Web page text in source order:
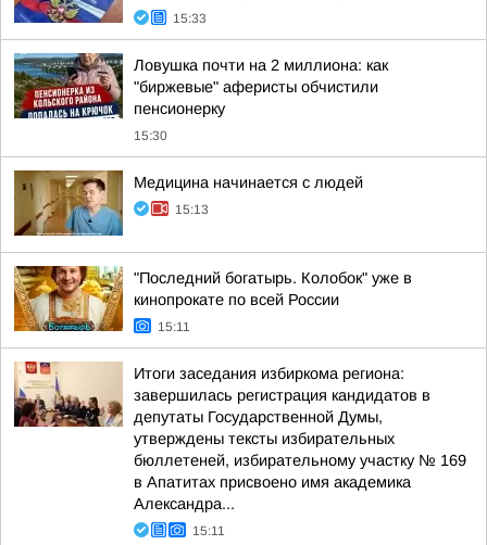
15:33
Ловушка почти на 2 миллиона: как
"биржевые" аферисты обчистили
пенсионерку
15:30
Медицина начинается с людей
15:13
"Последний богатырь. Колобок" уже в
кинопрокате по всей России
15:11
Итоги заседания избиркома региона:
завершилась регистрация кандидатов в
депутаты Государственной Думы,
утверждены тексты избирательных
бюллетеней, избирательному участку № 169
в Апатитах присвоено имя академика
Александра...
15:11